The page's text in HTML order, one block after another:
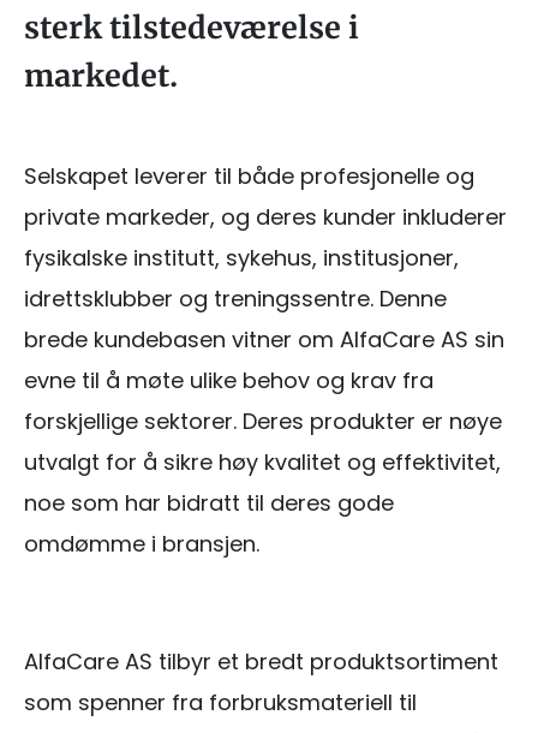
sterk tilstedeværelse i
markedet.
Selskapet leverer til både profesjonelle og
private markeder, og deres kunder inkluderer
fysikalske institutt, sykehus, institusjoner,
idrettsklubber og treningssentre. Denne
brede kundebasen vitner om AlfaCare AS sin
evne til å møte ulike behov og krav fra
forskjellige sektorer. Deres produkter er nøye
utvalgt for å sikre høy kvalitet og effektivitet,
noe som har bidratt til deres gode
omdømme i bransjen.
AlfaCare AS tilbyr et bredt produktsortiment
som spenner fra forbruksmateriell til